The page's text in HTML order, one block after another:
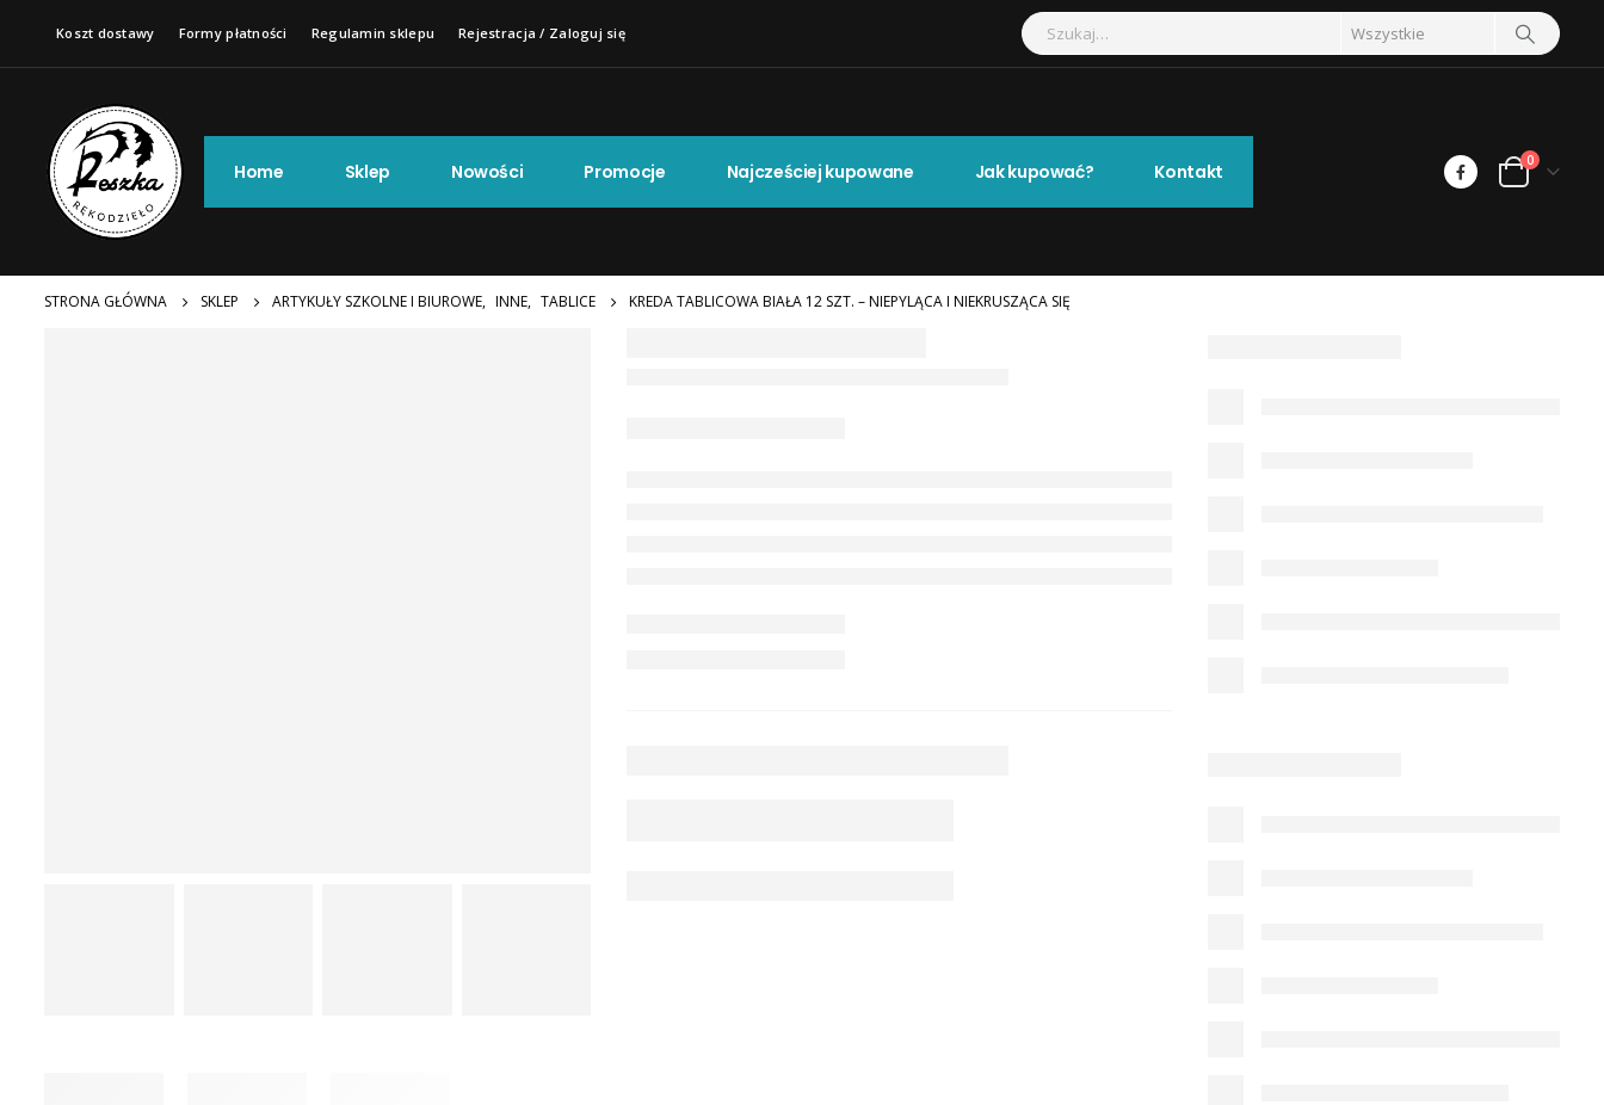
Koszt dostawy Formy płatności Regulamin sklepu Rejestracja / Zaloguj się
Home Sklep Nowości Promocje Najcześciej kupowane Jak kupować? Kontakt 0
STRONA GŁÓWNA SKLEP ARTYKUŁY SZKOLNE I BIUROWE, INNE, TABLICE KREDA TABLICOWA BIAŁA 12 SZT. – NIEPYLĄCA I NIEKRUSZĄCA SIĘ